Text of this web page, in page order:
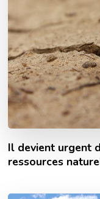
Il devient urgent
ressources